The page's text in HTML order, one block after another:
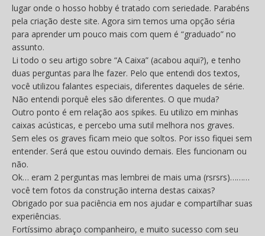
lugar onde o hosso hobby é tratado com seriedade. Parabéns
pela criação deste site. Agora sim temos uma opção séria
para aprender um pouco mais com quem é “graduado” no
assunto.
Li todo o seu artigo sobre “A Caixa” (acabou aqui?), e tenho
duas perguntas para lhe fazer. Pelo que entendi dos textos,
você utilizou falantes especiais, diferentes daqueles de série.
Não entendi porquê eles são diferentes. O que muda?
Outro ponto é em relação aos spikes. Eu utilizo em minhas
caixas acústicas, e percebo uma sutil melhora nos graves.
Sem eles os graves ficam meio que soltos. Por isso fiquei sem
entender. Será que estou ouvindo demais. Eles funcionam ou
não.
Ok… eram 2 perguntas mas lembrei de mais uma (rsrsrs)………
você tem fotos da construção interna destas caixas?
Obrigado por sua paciência em nos ajudar e compartilhar suas
experiências.
Fortíssimo abraço companheiro, e muito sucesso com seu